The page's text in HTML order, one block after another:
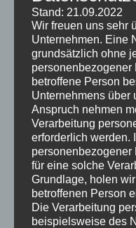
E-Mail*
Telefonnummer
Ihr Anliegen*
Kommentar oder
Stand: 21.09.2022
Wir freuen uns sehr
Unternehmen. Eine
grundsätzlich ohne
personenbezogener
betroffene Person
Unternehmens über
Anspruch nehmen
Verarbeitung
erforderlich werden.
personenbezogener
für eine solche
Grundlage, holen
betroffenen Person
Die Verarbeitung
beispielsweise des